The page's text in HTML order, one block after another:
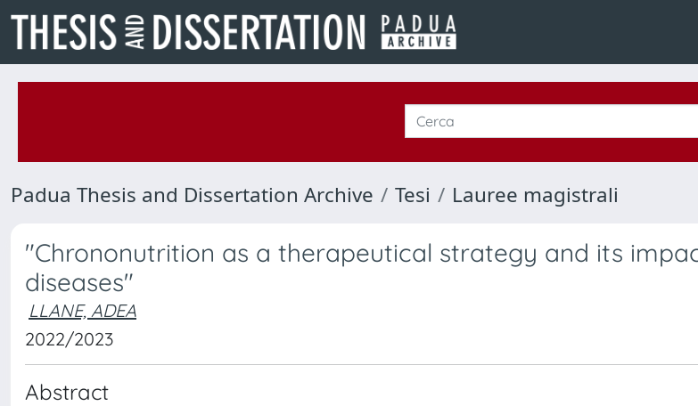
Padua Thesis and Dissertation Archive Tesi Lauree magistrali
"Chrononutrition as a therapeutical strategy and its
diseases"
LLANE, ADEA
2022/2023
Abstract